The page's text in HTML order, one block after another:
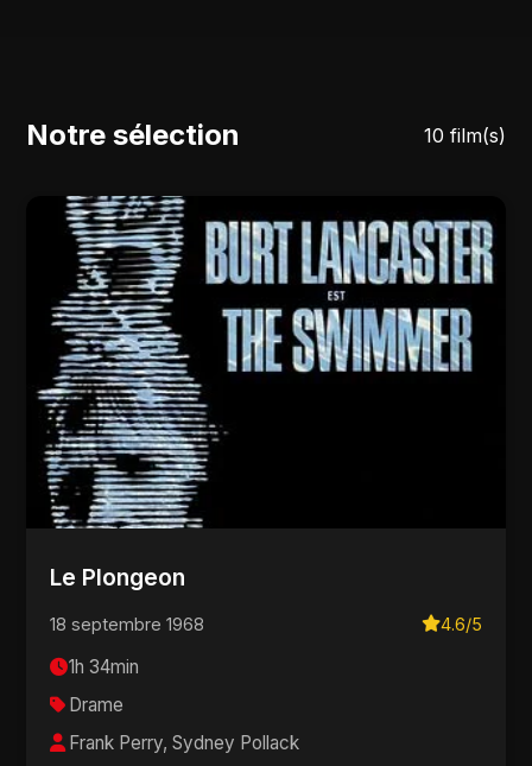
Notre sélection 10 film(s)
Le Plongeon
18 septembre 1968 4.6/5
1h 34min
Drame
Frank Perry, Sydney Pollack